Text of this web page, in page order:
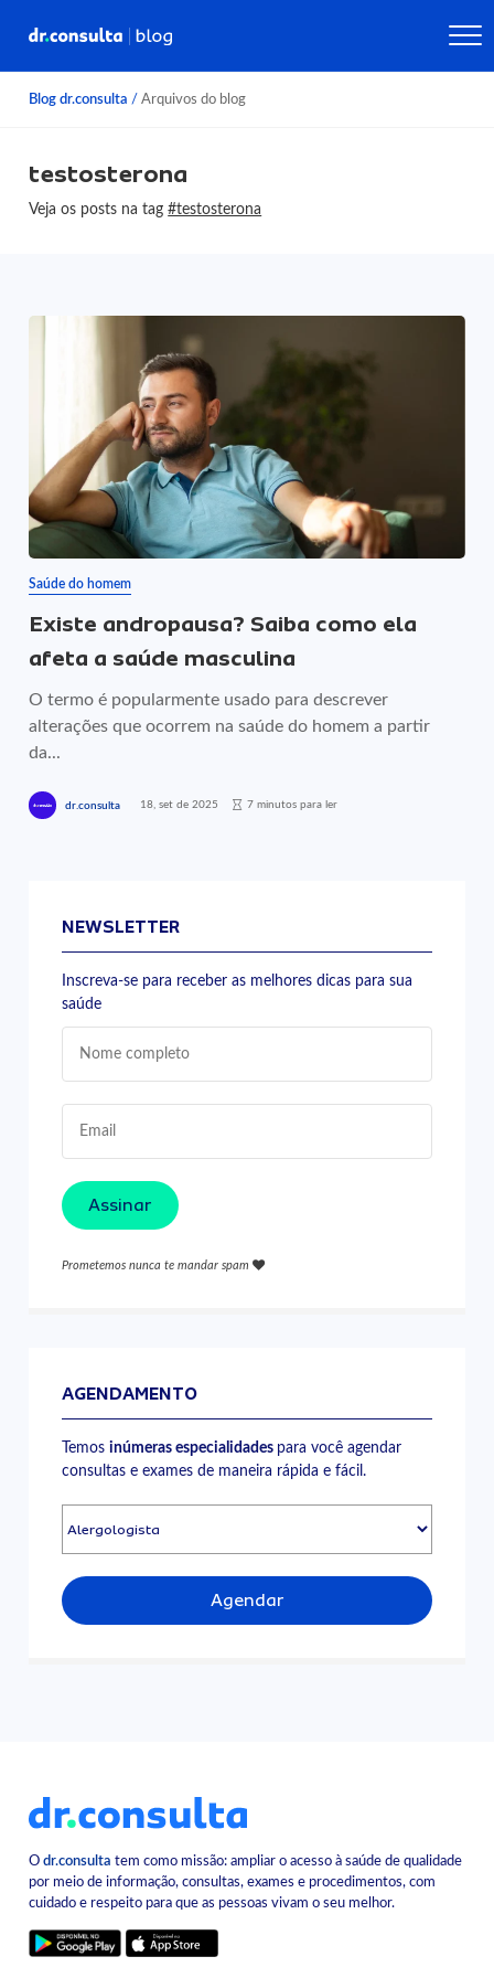
Blog dr.consulta / Arquivos do blog
testosterona
Veja os posts na tag#testosterona
Saúde do homem
Existe andropausa? Saiba como ela
afeta a saúde masculina
O termo é popularmente usado para descrever
alterações que ocorrem na saúde do homem a partir
da...
dr.consulta 18, set de 2025 7 minutos para ler
NEWSLETTER
Inscreva-se para receber as melhores dicas para sua
saúde
Assinar
Prometemos nunca te mandar spam
AGENDAMENTO
Temosinúmeras especialidades para você agendar
consultas e exames de maneira rápida e fácil.
Agendar
Odr.consulta tem como missão: ampliar o acesso à saúde de qualidade
por meio de informação, consultas, exames e procedimentos, com
cuidado e respeito para que as pessoas vivam o seu melhor.